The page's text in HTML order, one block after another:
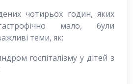
чотирьох годин, яких
мало, були
теми, як:
госпіталізму у дітей з